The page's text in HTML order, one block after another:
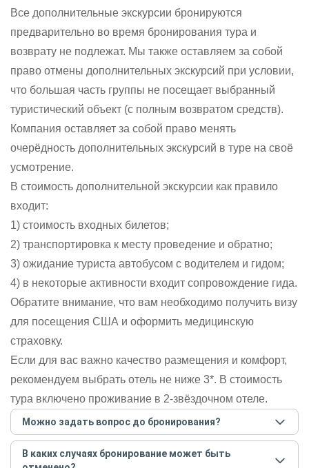
Все дополнительные экскурсии бронируются
предварительно во время бронирования тура и
возврату не подлежат. Мы также оставляем за собой
право отмены дополнительных экскурсий при условии,
что большая часть группы не посещает выбранный
туристический объект (с полным возвратом средств).
Компания оставляет за собой право менять
очерёдность дополнительных экскурсий в туре на своё
усмотрение.
В стоимость дополнительной экскурсии как правило
входит:
1) стоимость входных билетов;
2) транспортировка к месту проведение и обратно;
3) ожидание туриста автобусом с водителем и гидом;
4) в некоторые активности входит сопровождение гида.
Обратите внимание, что вам необходимо получить визу
для посещения США и оформить медицинскую
страховку.
Если для вас важно качество размещения и комфорт,
рекомендуем выбрать отель не ниже 3*. В стоимость
тура включено проживание в 2-звёздочном отеле.
Можно задать вопрос до бронирования?
Достаточно перейти по ссылке «Задать вопрос» и
написать гиду. Платить при этом не нужно. Сначала
В каких случаях бронирование может быть